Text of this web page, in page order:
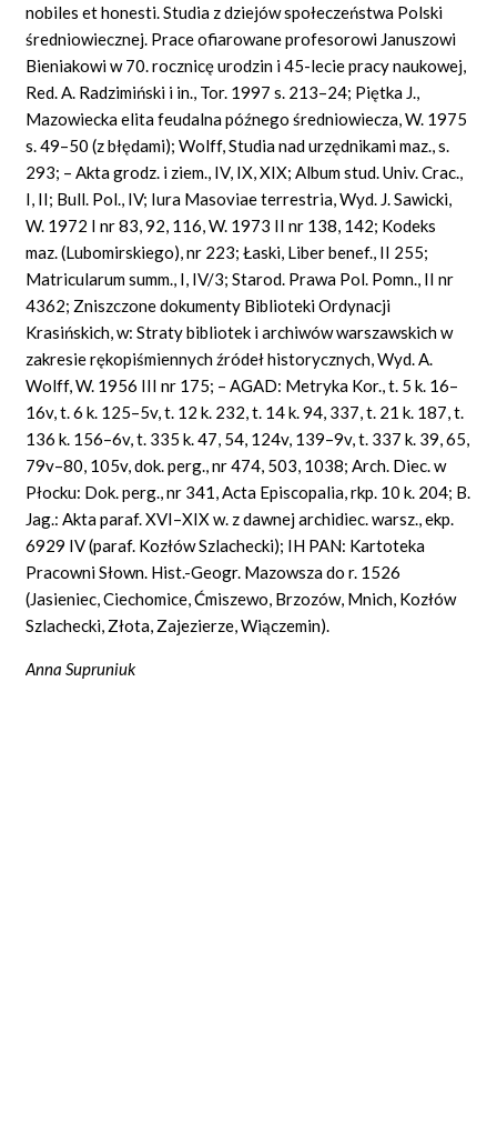
nobiles et honesti. Studia z dziejów społeczeństwa Polski
średniowiecznej. Prace ofiarowane profesorowi Januszowi
Bieniakowi w 70. rocznicę urodzin i 45-lecie pracy naukowej,
Red. A. Radzimiński i in., Tor. 1997 s. 213–24; Piętka J.,
Mazowiecka elita feudalna późnego średniowiecza, W. 1975
s. 49–50 (z błędami); Wolff, Studia nad urzędnikami maz., s.
293; – Akta grodz. i ziem., IV, IX, XIX; Album stud. Univ. Crac.,
I, II; Bull. Pol., IV; Iura Masoviae terrestria, Wyd. J. Sawicki,
W. 1972 I nr 83, 92, 116, W. 1973 II nr 138, 142; Kodeks
maz. (Lubomirskiego), nr 223; Łaski, Liber benef., II 255;
Matricularum summ., I, IV/3; Starod. Prawa Pol. Pomn., II nr
4362; Zniszczone dokumenty Biblioteki Ordynacji
Krasińskich, w: Straty bibliotek i archiwów warszawskich w
zakresie rękopiśmiennych źródeł historycznych, Wyd. A.
Wolff, W. 1956 III nr 175; – AGAD: Metryka Kor., t. 5 k. 16–
16v, t. 6 k. 125–5v, t. 12 k. 232, t. 14 k. 94, 337, t. 21 k. 187, t.
136 k. 156–6v, t. 335 k. 47, 54, 124v, 139–9v, t. 337 k. 39, 65,
79v–80, 105v, dok. perg., nr 474, 503, 1038; Arch. Diec. w
Płocku: Dok. perg., nr 341, Acta Episcopalia, rkp. 10 k. 204; B.
Jag.: Akta paraf. XVI–XIX w. z dawnej archidiec. warsz., ekp.
6929 IV (paraf. Kozłów Szlachecki); IH PAN: Kartoteka
Pracowni Słown. Hist.-Geogr. Mazowsza do r. 1526
(Jasieniec, Ciechomice, Ćmiszewo, Brzozów, Mnich, Kozłów
Szlachecki, Złota, Zajezierze, Wiączemin).
Anna Supruniuk